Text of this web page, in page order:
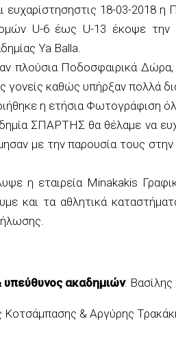
ευχαρίστησηστις 18-03-2018
U-6 έως U-13 έκοψε την
Ya Balla.
πλούσια Ποδοσφαιρικά
γονείς καθώς υπήρξαν πολλά
η ετήσια
ΣΠΑΡΤΗΣ θα θέλαμε να
με την παρουσία τους
η εταιρεία Minakakis
και τα αθλητικά
υπεύθυνος ακαδημιών:
& Αργύρης